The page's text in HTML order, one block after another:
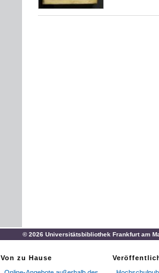
© 2026 Universitätsbibliothek Frankfurt am
Von zu Hause